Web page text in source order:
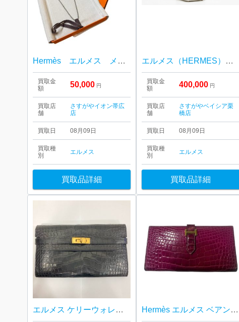
Hermès エルメス メリ・メロ ネックレス
買取金
額
50,000 円
買取店
舗
さすがやイオン帯広
店
買取日 08月09日
買取種
別
エルメス
買取品詳細
エルメス（HERMES） ピコタン
買取金
額
400,000 円
買取店
舗
さすがやベイシア栗
橋店
買取日 08月09日
買取種
別
エルメス
買取品詳細
エルメス ケリーウォレット Hermès エルメス ベアンスフレ アリゲーター 財布